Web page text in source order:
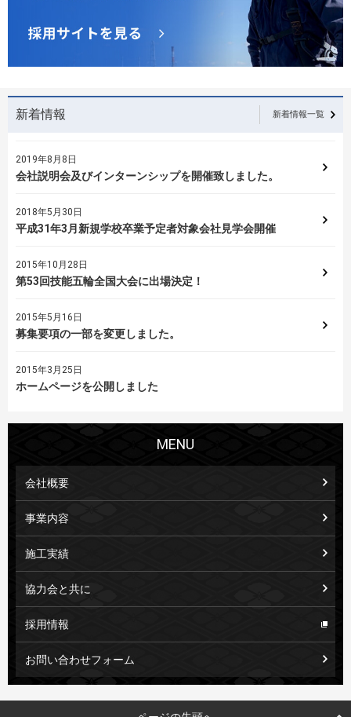
新着情報 新着情報一覧
2019年8月8日
会社説明会及びインターンシップを開催致しました。
2018年5月30日
平成31年3月新規学校卒業予定者対象会社見学会開催
2015年10月28日
第53回技能五輪全国大会に出場決定！
2015年5月16日
募集要項の一部を変更しました。
2015年3月25日
ホームページを公開しました
MENU
会社概要
事業内容
施工実績
協力会と共に
採用情報
お問い合わせフォーム